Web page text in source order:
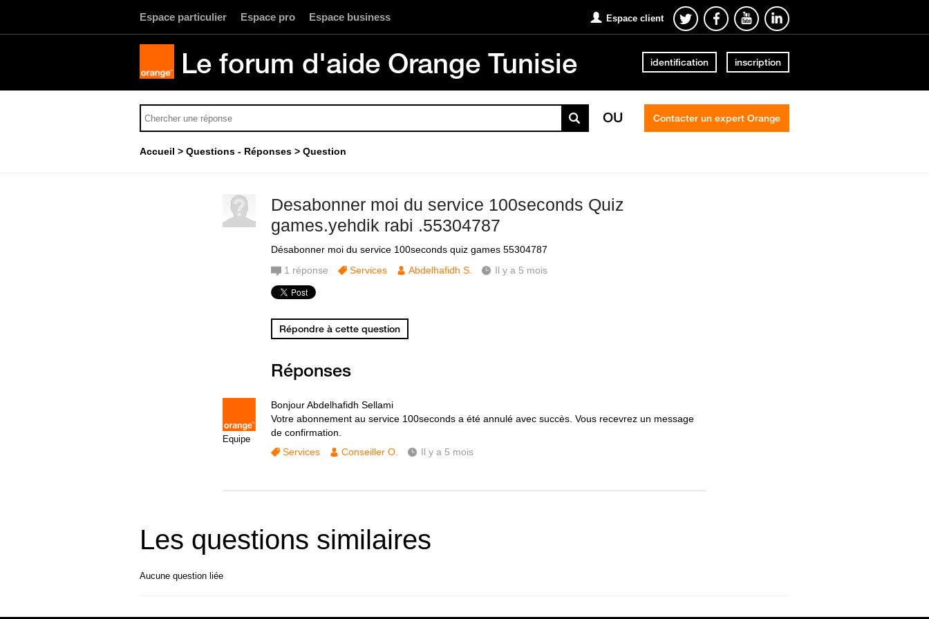
Espace particulier Espace pro Espace business Espace client
Le forum d'aide Orange Tunisie identification inscription
OU Contacter un expert Orange
Accueil Questions - Réponses Question
Desabonner moi du service 100seconds Quiz
games.yehdik rabi .55304787
Désabonner moi du service 100seconds quiz games 55304787
1 réponse Services Abdelhafidh S. Il y a 5 mois
Répondre à cette question
Réponses
Equipe
Bonjour Abdelhafidh Sellami
Votre abonnement au service 100seconds a été annulé avec succès. Vous recevrez un message
de confirmation.
Services
Conseiller O. Il y a 5 mois
Les questions similaires
Aucune question liée